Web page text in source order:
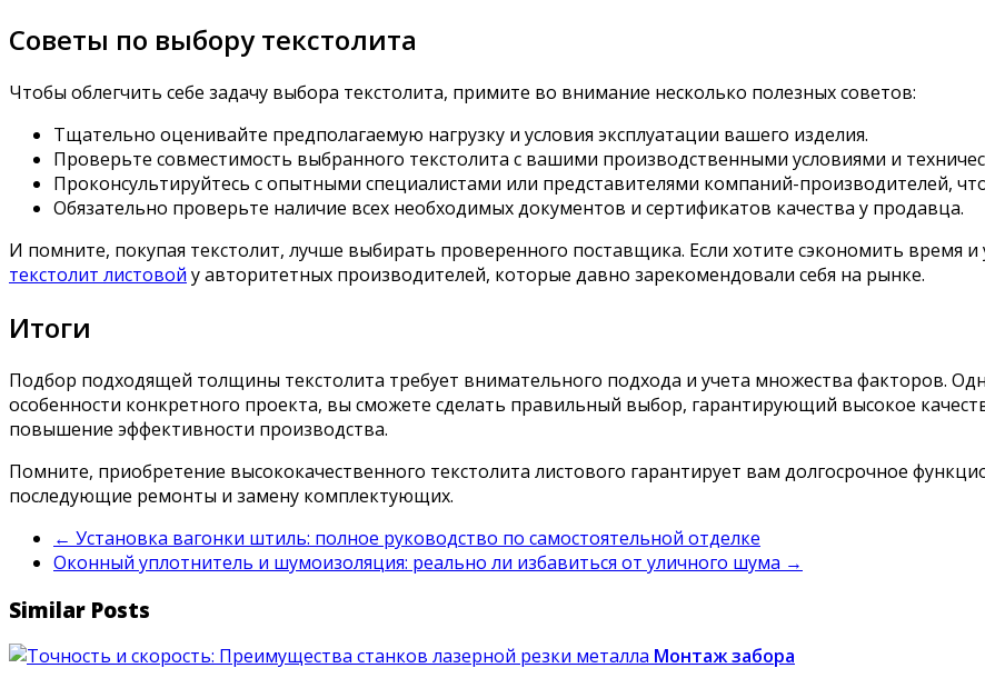
Советы по выбору текстолита
Чтобы облегчить себе задачу выбора текстолита, примите во внимание несколько полезных советов:
Тщательно оценивайте предполагаемую нагрузку и условия эксплуатации вашего изделия.
Проверьте совместимость выбранного текстолита с вашими производственными условиями и
Проконсультируйтесь с опытными специалистами или представителями компаний-производителей,
Обязательно проверьте наличие всех необходимых документов и сертификатов качества у продавца.
И помните, покупая текстолит, лучше выбирать проверенного поставщика. Если хотите сэкономить время
текстолит листовой у авторитетных производителей, которые давно зарекомендовали себя на рынке.
Итоги
Подбор подходящей толщины текстолита требует внимательного подхода и учета множества факторов.
особенности конкретного проекта, вы сможете сделать правильный выбор, гарантирующий высокое
повышение эффективности производства.
Помните, приобретение высококачественного текстолита листового гарантирует вам долгосрочное
последующие ремонты и замену комплектующих.
← Установка вагонки штиль: полное руководство по самостоятельной отделке
Оконный уплотнитель и шумоизоляция: реально ли избавиться от уличного шума →
Similar Posts
Монтаж забора